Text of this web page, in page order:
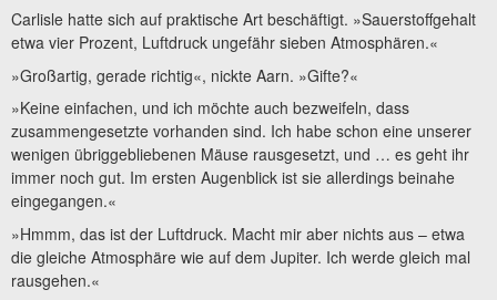
Carlisle hatte sich auf praktische Art beschäftigt. »Sauerstoffgehalt
etwa vier Prozent, Luftdruck ungefähr sieben Atmosphären.«
»Großartig, gerade richtig«, nickte Aarn. »Gifte?«
»Keine einfachen, und ich möchte auch bezweifeln, dass
zusammengesetzte vorhanden sind. Ich habe schon eine unserer
wenigen übriggebliebenen Mäuse rausgesetzt, und … es geht ihr
immer noch gut. Im ersten Augenblick ist sie allerdings beinahe
eingegangen.«
»Hmmm, das ist der Luftdruck. Macht mir aber nichts aus – etwa
die gleiche Atmosphäre wie auf dem Jupiter. Ich werde gleich mal
rausgehen.«